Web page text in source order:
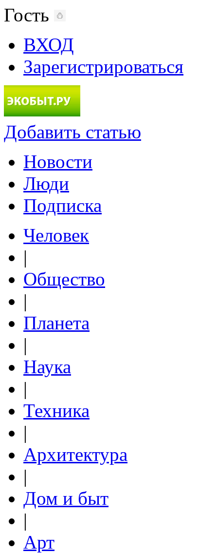
Гость
ВХОД
Зарегистрироваться
Добавить статью
Новости
Люди
Подписка
Человек
|
Общество
|
Планета
|
Наука
|
Техника
|
Архитектура
|
Дом и быт
|
Арт